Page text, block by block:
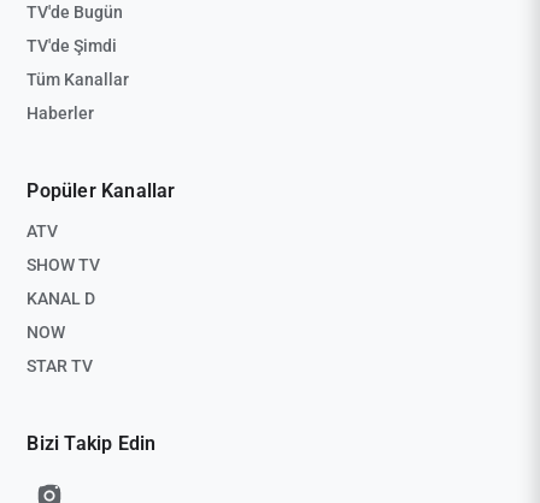
TV'de Bugün
TV'de Şimdi
Tüm Kanallar
Haberler
Popüler Kanallar
ATV
SHOW TV
KANAL D
NOW
STAR TV
Bizi Takip Edin